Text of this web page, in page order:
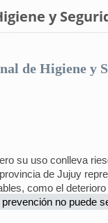
y
de Higiene y
su uso conlleva
de Jujuy
como el
no puede